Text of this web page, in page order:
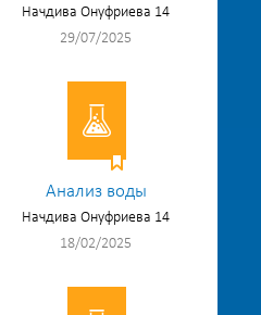
Начдива Онуфриева 14
29/07/2025
Анализ воды
Начдива Онуфриева 14
18/02/2025